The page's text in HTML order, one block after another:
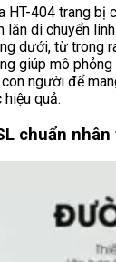
HT-404 trang bị
lăn di chuyển
dưới, từ trong
giúp mô
người để
quả.
chuẩn